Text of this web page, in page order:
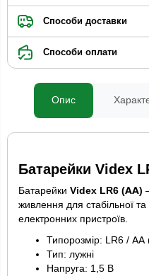
Способи доставки
Способи оплати
Опис
Батарейки Videx
Батарейки Videx LR6 (AA)
живлення для стабільної
електронних пристроїв.
Типорозмір: LR6 / AA
Тип: лужні
Напруга: 1,5 В